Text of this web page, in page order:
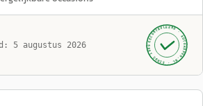
5 augustus 2026 GECONTROLEERD ·
AUTOKOPEN.NL
· SINDS 1999 ·